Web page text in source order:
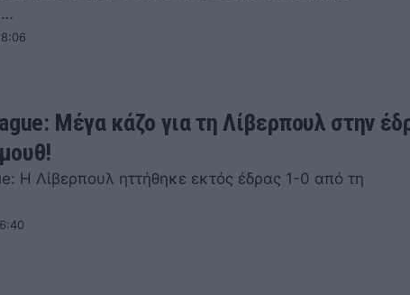
Μέγα κάζο για τη Λίβερπουλ στην
Η Λίβερπουλ ηττήθηκε εκτός έδρας 1-0 από τη